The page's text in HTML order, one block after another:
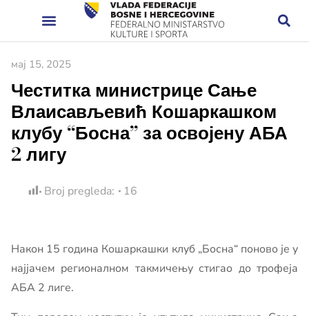
мај 15, 2025
Честитка министрице Сање
Влаисављевић Кошаркашком
клубу “Босна” за освојену АБА
2 лигу
Broj pregleda: 16
Након 15 година Кошаркашки клуб „Босна“ поново је у
најјачем регионалном такмичењу стигао до трофеја
АБА 2 лиге.